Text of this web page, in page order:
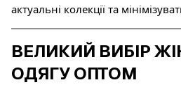
актуальні колекції та
ВЕЛИКИЙ ВИБІР
ОДЯГУ ОПТОМ